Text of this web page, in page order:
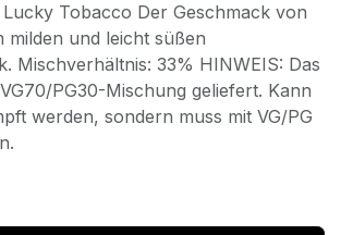
Tobacco Der Geschmack von
milden und leicht süßen
Mischverhältnis: 33% HINWEIS: Das
PG30-Mischung geliefert. Kann
werden, sondern muss mit VG/PG